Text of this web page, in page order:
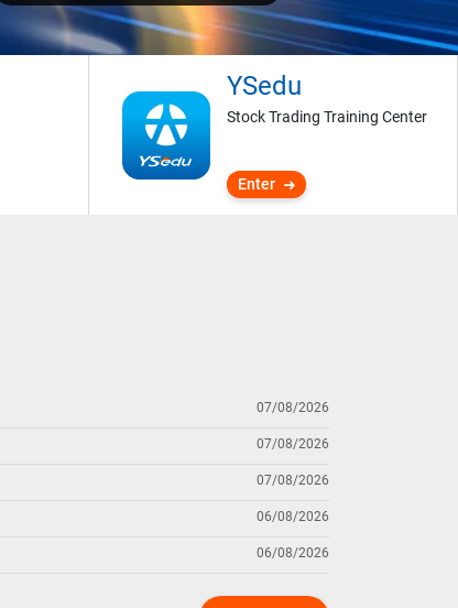
YSedu
Stock Trading Training Center
Enter
07/08/2026
07/08/2026
07/08/2026
06/08/2026
06/08/2026